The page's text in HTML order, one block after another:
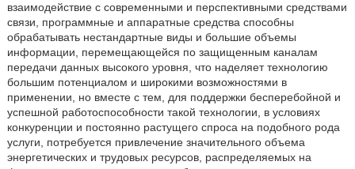
взаимодействие с современными и перспективными средствами
связи, программные и аппаратные средства способны
обрабатывать нестандартные виды и большие объемы
информации, перемещающейся по защищенным каналам
передачи данных высокого уровня, что наделяет технологию
большим потенциалом и широкими возможностями в
применении, но вместе с тем, для поддержки бесперебойной и
успешной работоспособности такой технологии, в условиях
конкуренции и постоянно растущего спроса на подобного рода
услуги, потребуется привлечение значительного объема
энергетических и трудовых ресурсов, распределяемых на